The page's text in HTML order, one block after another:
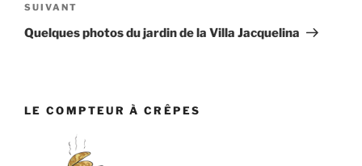
Article
suivant
SUIVANT
Quelques photos du jardin de la Villa Jacquelina
LE COMPTEUR À CRÊPES